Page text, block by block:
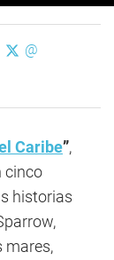
@
Caribe”,
cinco
historias
mares,